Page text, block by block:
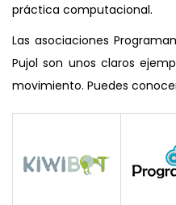
práctica computacional.
Las asociaciones
Pujol son unos claros
movimiento. Puedes